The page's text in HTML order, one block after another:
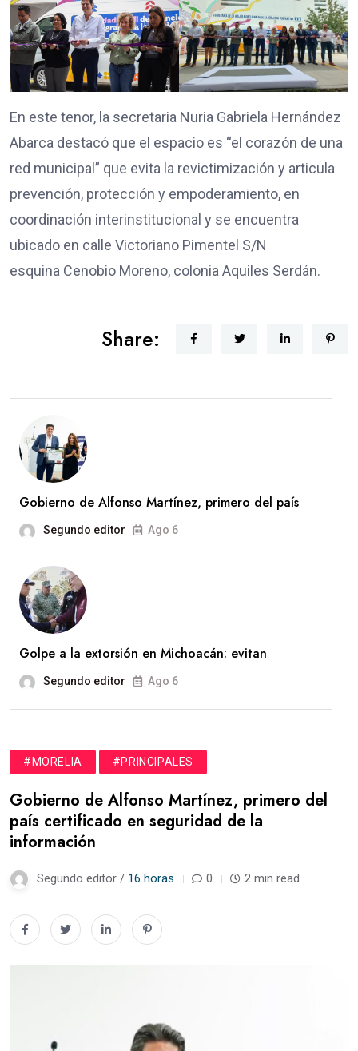
En este tenor, la secretaria Nuria Gabriela Hernández
Abarca destacó que el espacio es “el corazón de una
red municipal” que evita la revictimización y articula
prevención, protección y empoderamiento, en
coordinación interinstitucional y se encuentra
ubicado en calle Victoriano Pimentel S/N
esquina Cenobio Moreno, colonia Aquiles Serdán.
Share:
Gobierno de Alfonso Martínez, primero del país
Segundo editor Ago 6
Golpe a la extorsión en Michoacán: evitan
Segundo editor Ago 6
#MORELIA #PRINCIPALES
Gobierno de Alfonso Martínez, primero del
país certificado en seguridad de la
información
Segundo editor / 16 horas 0 2 min read